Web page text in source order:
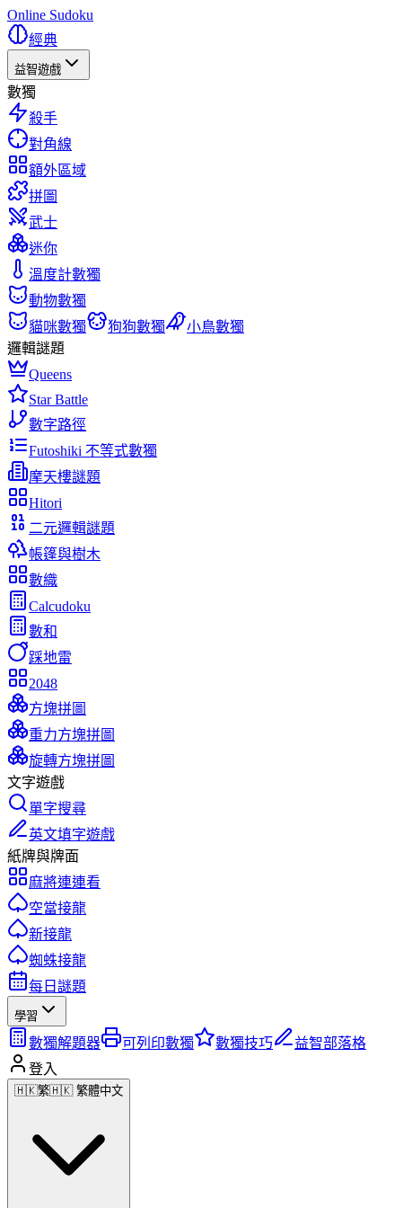
Online Sudoku
經典
益智遊戲
數獨
殺手
對角線
額外區域
拼圖
武士
迷你
溫度計數獨
動物數獨
貓咪數獨
狗狗數獨
小鳥數獨
邏輯謎題
Queens
Star Battle
數字路徑
Futoshiki 不等式數獨
摩天樓謎題
Hitori
二元邏輯謎題
帳篷與樹木
數織
Calcudoku
數和
踩地雷
2048
方塊拼圖
重力方塊拼圖
旋轉方塊拼圖
文字遊戲
單字搜尋
英文填字遊戲
紙牌與牌面
麻將連連看
空當接龍
新接龍
蜘蛛接龍
每日謎題
學習
數獨解題器 可列印數獨 數獨技巧
益智部落格
登入
🇭🇰繁🇭🇰 繁體中文